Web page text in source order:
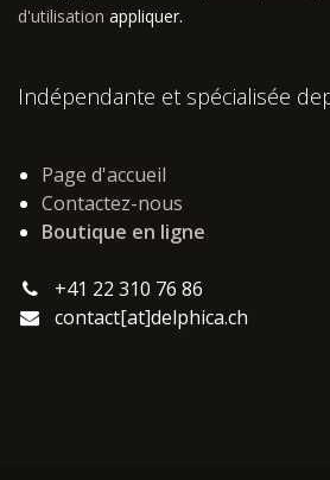
d'utilisation appliquer.
Indépendante et spécialisée
Page d'accueil
Contactez-nous
Boutique en ligne
+41 22 310 76 86
contact[at]delphica.ch